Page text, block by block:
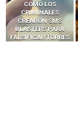
LA BRECHA
INVISIBLE: CÓMO
LOS AGENTES DE IA
SE CONVIRTIERON
EN LA SUPERFICIE